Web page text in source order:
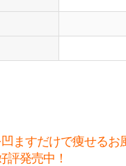
ますだけで痩せるお
評発売中！